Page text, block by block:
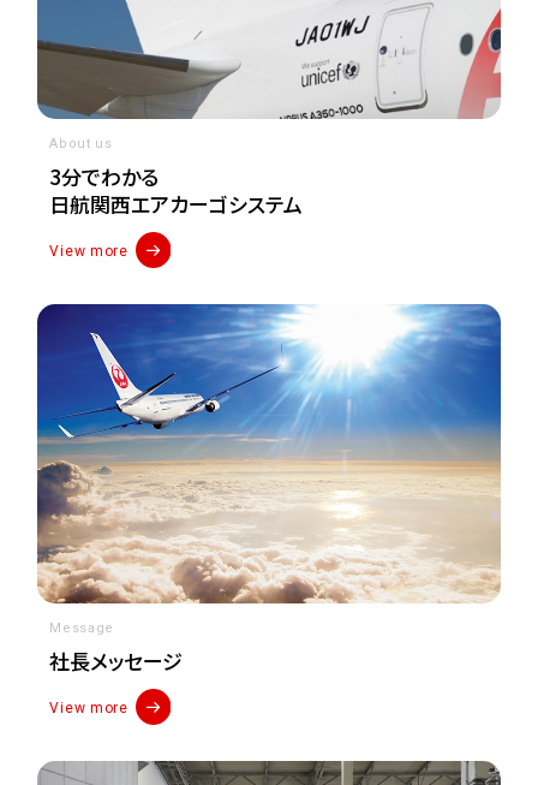
About us
3分でわかる
日航関西エアカーゴシステム
View more
Message
社長メッセージ
View more